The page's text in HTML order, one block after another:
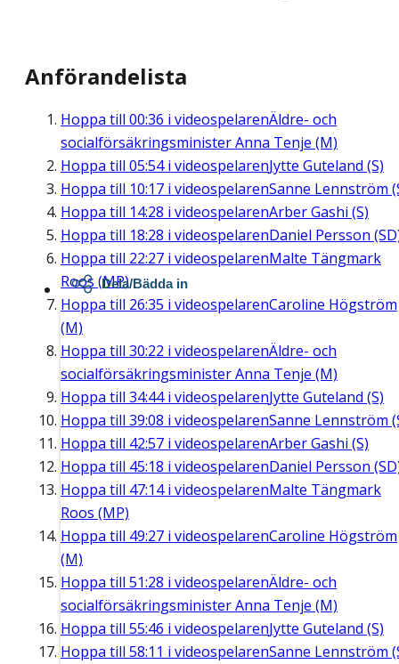
Anförandelista
Hoppa till 00:36 i videospelarenÄldre- och
socialförsäkringsminister Anna Tenje (M)
Hoppa till 05:54i videospelarenJytte Guteland (S)
Hoppa till 10:17 i videospelarenSanne Lennström
Hoppa till 14:28 i videospelarenArber Gashi (S)
Hoppa till 18:28 i videospelarenDaniel Persson
Hoppa till 22:27 i videospelarenMalte Tängmark
Roos (MP)
Hoppa till 26:35 i videospelarenCaroline Högström
(M)
Hoppa till 30:22 i videospelarenÄldre- och
socialförsäkringsminister Anna Tenje (M)
Hoppa till 34:44i videospelarenJytte Guteland (S)
Hoppa till 39:08 i videospelarenSanne Lennström
Hoppa till 42:57 i videospelarenArber Gashi (S)
Hoppa till 45:18 i videospelarenDaniel Persson
Hoppa till 47:14i videospelarenMalte Tängmark
Roos (MP)
Hoppa till 49:27 i videospelarenCaroline Högström
(M)
Hoppa till 51:28 i videospelarenÄldre- och
socialförsäkringsminister Anna Tenje (M)
Hoppa till 55:46 i videospelarenJytte Guteland (S)
Hoppa till 58:11 i videospelarenSanne Lennström
Dela/Bädda in